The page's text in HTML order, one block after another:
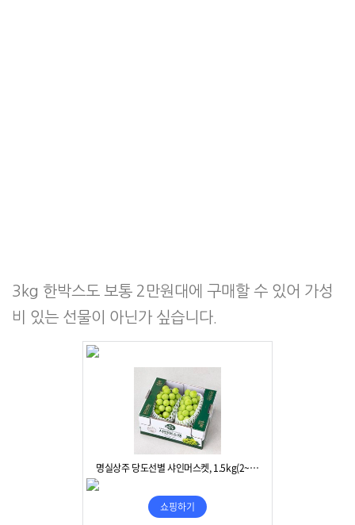
3kg 한박스도 보통 2만원대에 구매할 수 있어 가성
비 있는 선물이 아닌가 싶습니다.